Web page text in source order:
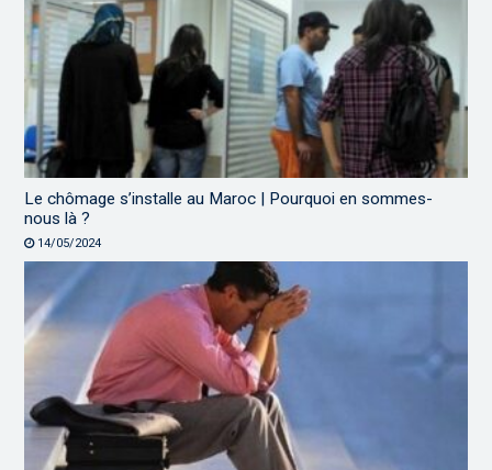
Le chômage s’installe au Maroc | Pourquoi en sommes-
nous là ?
14/05/2024